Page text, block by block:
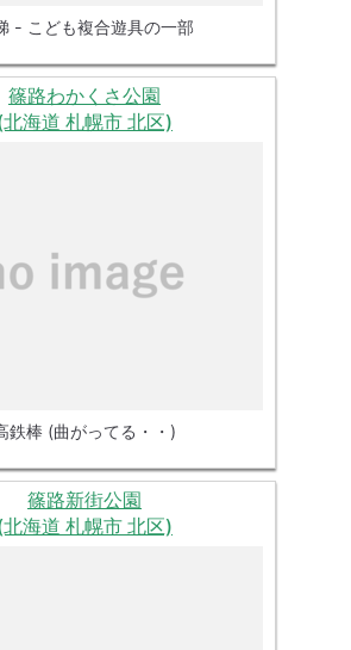
- こども複合遊具の一部
篠路わかくさ公園
北海道 札幌市 北区)
鉄棒 (曲がってる・・)
篠路新街公園
北海道 札幌市 北区)